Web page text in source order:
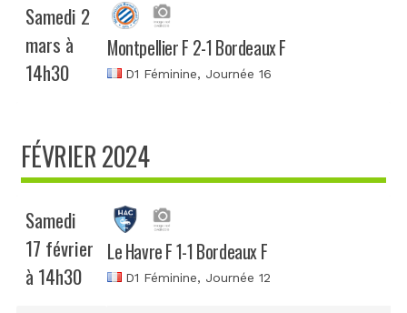
Samedi 2
mars à
14h30
Montpellier F 2-1 Bordeaux F
D1 Féminine, Journée 16
FÉVRIER 2024
Samedi
17 février
à 14h30
Le Havre F 1-1 Bordeaux F
D1 Féminine, Journée 12